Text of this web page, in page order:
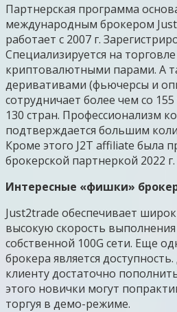
Партнерская программа
международным брокером
работает с 2007 г.
Специализируется на
криптовалютными парами. А
деривативами (фьючерсы и
сотрудничает более чем со
130 стран. Профессионализм
подтверждается большим
Кроме этого J2T affiliate была
брокерской партнеркой 2022 г.
Интересные «фишки»
Just2trade обеспечивает
высокую скорость
собственной 100G сети. Еще
брокера является
клиенту достаточно
этого новички могут
торгуя в демо-режиме.